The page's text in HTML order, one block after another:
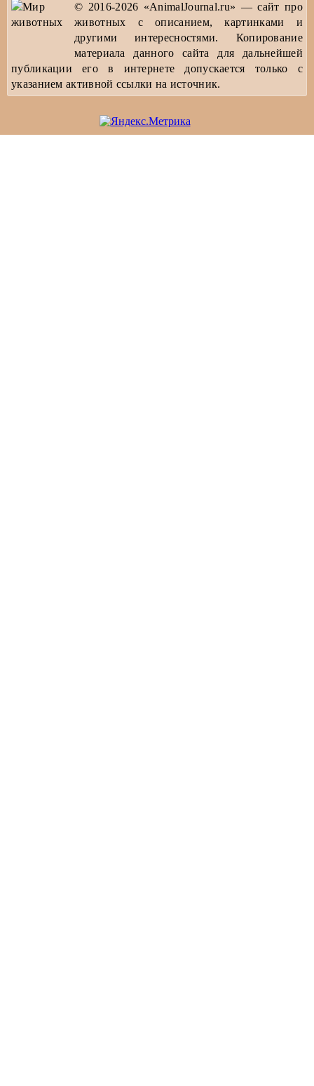
© 2016-2026 «AnimalJournal.ru» — сайт про
животных с описанием, картинками и
другими интересностями. Копирование
материала данного сайта для дальнейшей
публикации его в интернете допускается только с
указанием активной ссылки на источник.